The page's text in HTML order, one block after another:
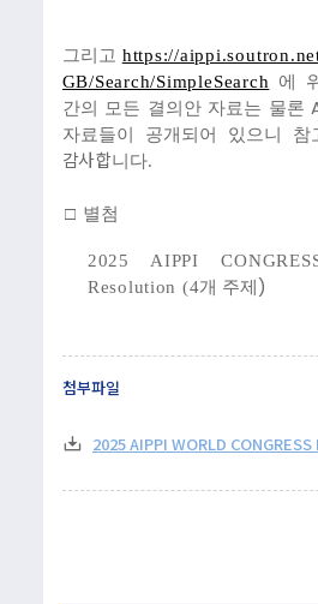
그리고 https://
GB/Search/SimpleSearch
에
간의 모든 결의안 자료는 물론
자료들이 공개되어 있으니 참
감사합니다.
□ 별첨
2025 AIPPI
Resolution (4개 주제 )
첨부파일
2025 AIPPI WORLD